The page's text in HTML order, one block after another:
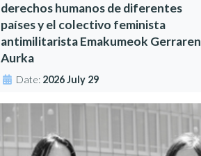
derechos humanos de diferentes
países y el colectivo feminista
antimilitarista Emakumeok Gerraren
Aurka
Date: 2026 July 29